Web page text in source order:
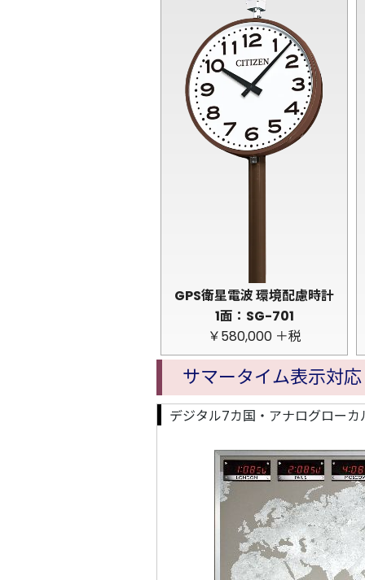
GPS衛星電波 環境配慮時計
1面：SG-701
￥580,000 ＋税
サマータイム表示対
デジタル7カ国・アナログロー